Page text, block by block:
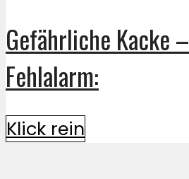
Gefährliche Kacke
Fehlalarm:
Klick rein